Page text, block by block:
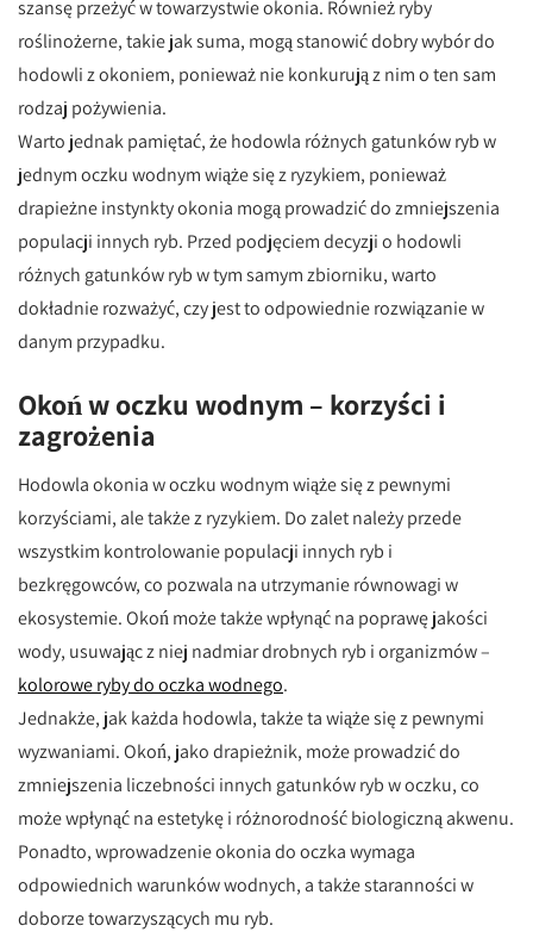
szansę przeżyć w towarzystwie okonia. Również ryby
roślinożerne, takie jak suma, mogą stanowić dobry wybór do
hodowli z okoniem, ponieważ nie konkurują z nim o ten sam
rodzaj pożywienia.
Warto jednak pamiętać, że hodowla różnych gatunków ryb w
jednym oczku wodnym wiąże się z ryzykiem, ponieważ
drapieżne instynkty okonia mogą prowadzić do zmniejszenia
populacji innych ryb. Przed podjęciem decyzji o hodowli
różnych gatunków ryb w tym samym zbiorniku, warto
dokładnie rozważyć, czy jest to odpowiednie rozwiązanie w
danym przypadku.
Okoń w oczku wodnym – korzyści i
zagrożenia
Hodowla okonia w oczku wodnym wiąże się z pewnymi
korzyściami, ale także z ryzykiem. Do zalet należy przede
wszystkim kontrolowanie populacji innych ryb i
bezkręgowców, co pozwala na utrzymanie równowagi w
ekosystemie. Okoń może także wpłynąć na poprawę jakości
wody, usuwając z niej nadmiar drobnych ryb i organizmów –
kolorowe ryby do oczka wodnego.
Jednakże, jak każda hodowla, także ta wiąże się z pewnymi
wyzwaniami. Okoń, jako drapieżnik, może prowadzić do
zmniejszenia liczebności innych gatunków ryb w oczku, co
może wpłynąć na estetykę i różnorodność biologiczną akwenu.
Ponadto, wprowadzenie okonia do oczka wymaga
odpowiednich warunków wodnych, a także staranności w
doborze towarzyszących mu ryb.